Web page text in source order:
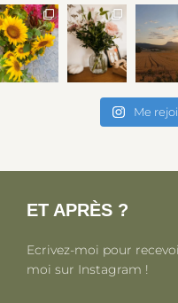
Me
ET APRÈS ?
Ecrivez-moi pour
moi sur Instagram !